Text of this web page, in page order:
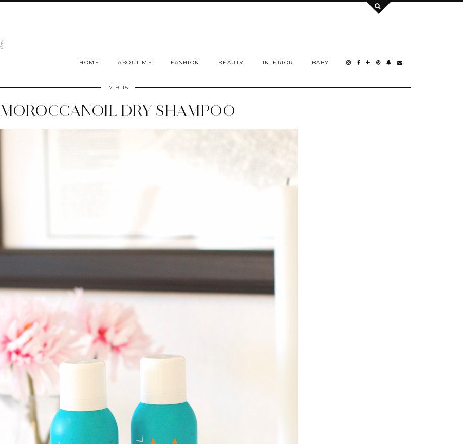
HOME ABOUT ME FASHION BEAUTY INTERIOR BABY
17.9.15
MOROCCANOIL DRY SHAMPOO